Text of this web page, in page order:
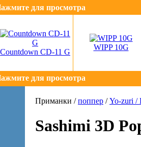
для просмотра
Countdown CD-11 G
WIPP 10G
для просмотра
Приманки /поппер /Yo-zuri /
Sashimi 3D